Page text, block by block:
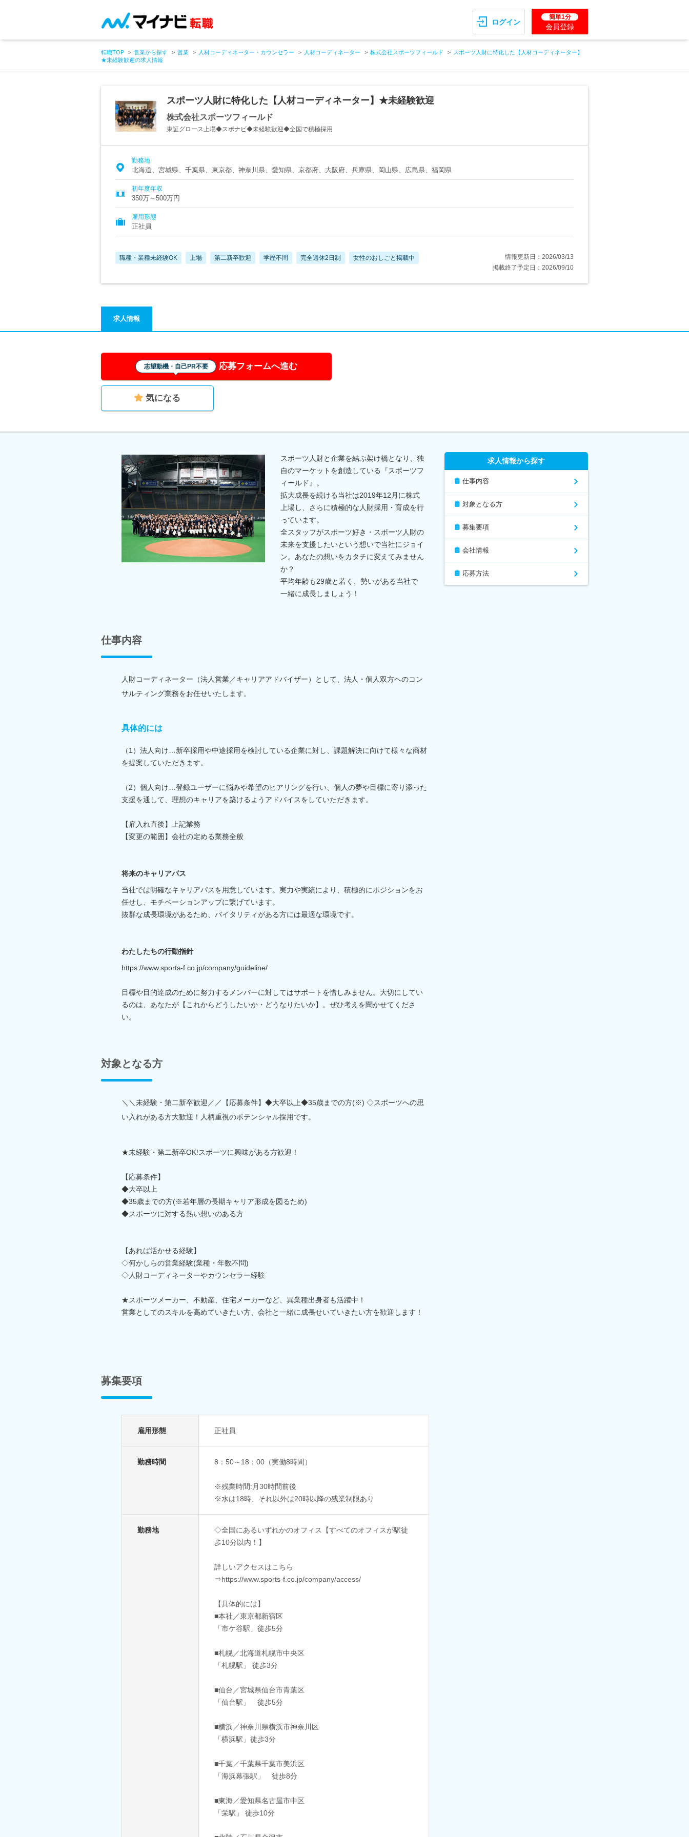
ログイン
簡単1分
会員登録
転職TOP 営業から探す 営業 人材コーディネーター・カウンセラー 人材コーディネーター 株式会社スポーツフィールド
スポーツ人財に特化した【人材コーディネーター】
★未経験歓迎の求人情報
スポーツ人財に特化した【人材コーディネーター】★未経験歓迎
株式会社スポーツフィールド
東証グロース上場◆スポナビ◆未経験歓迎◆全国で積極採用
勤務地
北海道、宮城県、千葉県、東京都、神奈川県、愛知県、京都府、大阪府、兵庫県、岡山県、広島県、福岡県
初年度年収
350万～500万円
雇用形態
正社員
職種・業種未経験OK 上場 第二新卒歓迎 学歴不問 完全週休2日制 女性のおしごと掲載中
情報更新日：2026/03/13
掲載終了予定日：2026/09/10
求人情報
志望動機・自己PR不要 応募フォームへ進む
気になる
スポーツ人財と企業を結ぶ架け橋となり、独
自のマーケットを創造している『スポーツフ
ィールド』。
拡大成長を続ける当社は2019年12月に株式
上場し、さらに積極的な人財採用・育成を行
っています。
全スタッフがスポーツ好き・スポーツ人財の
未来を支援したいという想いで当社にジョイ
ン。あなたの想いをカタチに変えてみません
か？
平均年齢も29歳と若く、勢いがある当社で
一緒に成長しましょう！
仕事内容
人財コーディネーター（法人営業／キャリアアドバイザー）として、法人・個人双方へのコン
サルティング業務をお任せいたします。
具体的には
（1）法人向け…新卒採用や中途採用を検討している企業に対し、課題解決に向けて様々な商材
を提案していただきます。
（2）個人向け…登録ユーザーに悩みや希望のヒアリングを行い、個人の夢や目標に寄り添った
支援を通して、理想のキャリアを築けるようアドバイスをしていただきます。
【雇入れ直後】上記業務
【変更の範囲】会社の定める業務全般
将来のキャリアパス
当社では明確なキャリアパスを用意しています。実力や実績により、積極的にポジションをお
任せし、モチベーションアップに繋げています。
抜群な成長環境があるため、バイタリティがある方には最適な環境です。
わたしたちの行動指針
https://www.sports-f.co.jp/company/guideline/
目標や目的達成のために努力するメンバーに対してはサポートを惜しみません。大切にしてい
るのは、あなたが【これからどうしたいか・どうなりたいか】。ぜひ考えを聞かせてくださ
い。
対象となる方
＼＼未経験・第二新卒歓迎／／【応募条件】◆大卒以上◆35歳までの方(※) ◇スポーツへの思
い入れがある方大歓迎！人柄重視のポテンシャル採用です。
★未経験・第二新卒OK!スポーツに興味がある方歓迎！
【応募条件】
◆大卒以上
◆35歳までの方(※若年層の長期キャリア形成を図るため)
◆スポーツに対する熱い想いのある方
【あれば活かせる経験】
◇何かしらの営業経験(業種・年数不問)
◇人財コーディネーターやカウンセラー経験
★スポーツメーカー、不動産、住宅メーカーなど、異業種出身者も活躍中！
営業としてのスキルを高めていきたい方、会社と一緒に成長せいていきたい方を歓迎します！
募集要項
雇用形態 正社員
勤務時間 8：50～18：00（実働8時間）
※残業時間:月30時間前後
※水は18時、それ以外は20時以降の残業制限あり
勤務地
◇全国にあるいずれかのオフィス【すべてのオフィスが駅徒
歩10分以内！】
詳しいアクセスはこちら
⇒https://www.sports-f.co.jp/company/access/
【具体的には】
■本社／東京都新宿区
「市ケ谷駅」徒歩5分
■札幌／北海道札幌市中央区
「札幌駅」 徒歩3分
■仙台／宮城県仙台市青葉区
「仙台駅」 徒歩5分
■横浜／神奈川県横浜市神奈川区
「横浜駅」徒歩3分
■千葉／千葉県千葉市美浜区
「海浜幕張駅」 徒歩8分
■東海／愛知県名古屋市中区
「栄駅」 徒歩10分
求人情報から探す
仕事内容
対象となる方
募集要項
会社情報
応募方法